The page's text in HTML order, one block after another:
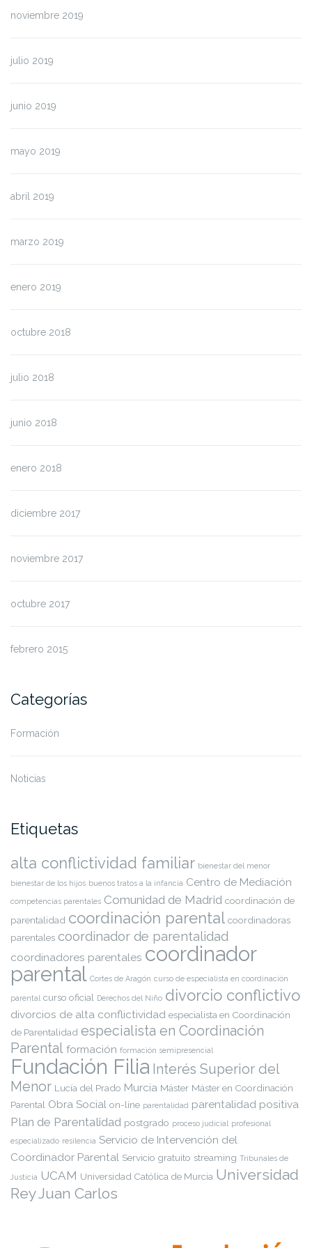
noviembre 2019
julio 2019
junio 2019
mayo 2019
abril 2019
marzo 2019
enero 2019
octubre 2018
julio 2018
junio 2018
enero 2018
diciembre 2017
noviembre 2017
octubre 2017
febrero 2015
Categorías
Formación
Noticias
Etiquetas
alta conflictividad familiar bienestar del menor
bienestar de los hijos buenos tratos a la infancia Centro de Mediación
competencias parentales Comunidad de Madrid coordinación de
parentalidad coordinación parental coordinadoras
parentales coordinador de parentalidad
coordinadores parentales coordinador
parental Cortes de Aragón curso de especialista en coordinación
parental curso oficial Derechos del Niño divorcio conflictivo
divorcios de alta conflictividad especialista en Coordinación
de Parentalidad especialista en Coordinación
Parental formación formación semipresencial
Fundación Filia Interés Superior del
Menor Lucía del Prado Murcia Máster Máster en Coordinación
Parental Obra Social on-line parentalidad parentalidad positiva
Plan de Parentalidad postgrado proceso judicial profesional
especializado resilencia Servicio de Intervención del
Coordinador Parental Servicio gratuito streaming Tribunales de
Justicia UCAM Universidad Católica de Murcia Universidad
Rey Juan Carlos